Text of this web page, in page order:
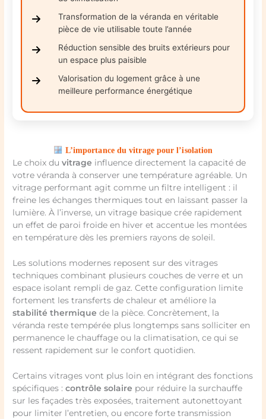
Transformation de la véranda en véritable
pièce de vie utilisable toute l’année
Réduction sensible des bruits extérieurs pour
un espace plus paisible
Valorisation du logement grâce à une
meilleure performance énergétique
L’importance du vitrage pour l’isolation
Le choix duvitrage influence directement la capacité de
votre véranda à conserver une température agréable. Un
vitrage performant agit comme un filtre intelligent : il
freine les échanges thermiques tout en laissant passer la
lumière. À l’inverse, un vitrage basique crée rapidement
un effet de paroi froide en hiver et accentue les montées
en température dès les premiers rayons de soleil.
Les solutions modernes reposent sur des vitrages
techniques combinant plusieurs couches de verre et un
espace isolant rempli de gaz. Cette configuration limite
fortement les transferts de chaleur et améliore la
stabilité thermique de la pièce. Concrètement, la
véranda reste tempérée plus longtemps sans solliciter en
permanence le chauffage ou la climatisation, ce qui se
ressent rapidement sur le confort quotidien.
Certains vitrages vont plus loin en intégrant des fonctions
spécifiques :contrôle solaire pour réduire la surchauffe
sur les façades très exposées, traitement autonettoyant
pour limiter l’entretien, ou encore forte transmission